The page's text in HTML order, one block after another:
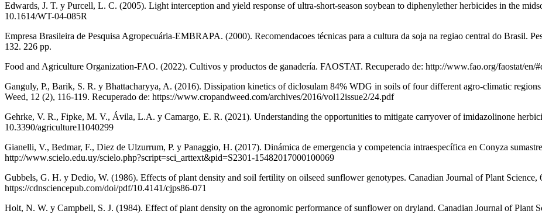
Edwards, J. T. y Purcell, L. C. (2005). Light interception and yield response of ultra-short-season soybean to diphenylether herbicides in the
10.1614/WT-04-085R
Empresa Brasileira de Pesquisa Agropecuária-EMBRAPA. (2000). Recomendacoes técnicas para a cultura da soja na regiao central do Brasil.
132. 226 pp.
Food and Agriculture Organization-FAO. (2022). Cultivos y productos de ganadería. FAOSTAT. Recuperado de: http://www.fao.org/faostat/en/
Ganguly, P., Barik, S. R. y Bhattacharyya, A. (2016). Dissipation kinetics of diclosulam 84% WDG in soils of four different agro-climatic
Weed, 12 (2), 116-119. Recuperado de: https://www.cropandweed.com/archives/2016/vol12issue2/24.pdf
Gehrke, V. R., Fipke, M. V., Ávila, L.A. y Camargo, E. R. (2021). Understanding the opportunities to mitigate carryover of imidazolinone
10.3390/agriculture11040299
Gianelli, V., Bedmar, F., Diez de Ulzurrum, P. y Panaggio, H. (2017). Dinámica de emergencia y competencia intraespecífica en Conyza
http://www.scielo.edu.uy/scielo.php?script=sci_arttext&pid=S2301-15482017000100069
Gubbels, G. H. y Dedio, W. (1986). Effects of plant density and soil fertility on oilseed sunflower genotypes. Canadian Journal of Plant Science,
https://cdnsciencepub.com/doi/pdf/10.4141/cjps86-071
Holt, N. W. y Campbell, S. J. (1984). Effect of plant density on the agronomic performance of sunflower on dryland. Canadian Journal of Plant